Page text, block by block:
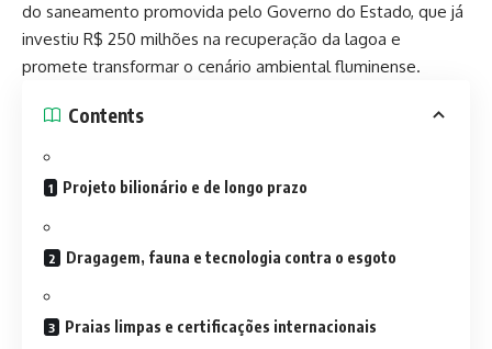
do saneamento promovida pelo Governo do Estado, que já
investiu R$ 250 milhões na recuperação da lagoa e
promete transformar o cenário ambiental fluminense.
Contents
Projeto bilionário e de longo prazo
Dragagem, fauna e tecnologia contra o esgoto
Praias limpas e certificações internacionais